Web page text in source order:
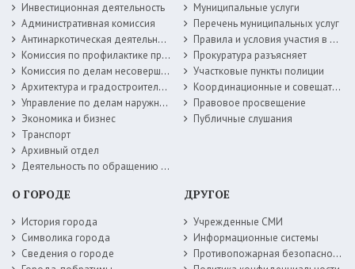
Инвестиционная деятельность
Административная комиссия
Антинаркотическая деятельность
Комиссия по профилактике правонарушений
Комиссия по делам несовершеннолетних
Архитектура и градостроительство
Управление по делам наружной рекламы
Экономика и бизнес
Транспорт
Архивный отдел
Деятельность по обращению с животными без владельцев
Муниципальные услуги
Перечень муниципальных услуг
Правила и условия участия в жилищных программах
Прокуратура разъясняет
Участковые пункты полиции
Координационные и совещательные органы
Правовое просвещение
Публичные слушания
О ГОРОДЕ
История города
Символика города
Сведения о городе
ДРУГОЕ
Учрежденные СМИ
Информационные системы
Противопожарная безопасность